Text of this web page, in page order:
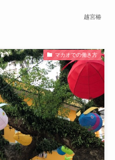
越宮椿
マカオでの働き方